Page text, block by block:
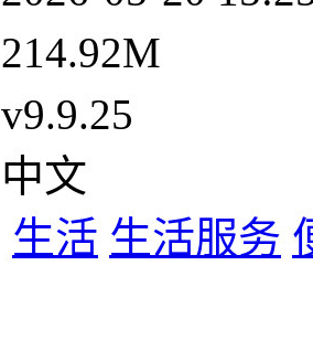
214.92M
v9.9.25
中文
生活 生活服务